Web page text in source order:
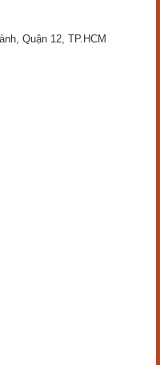
Quận 12, TP.HCM